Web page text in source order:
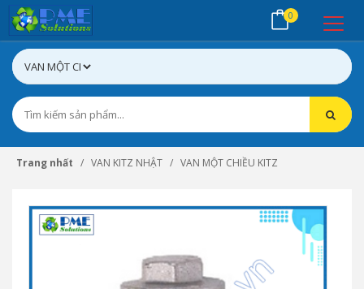
0
Trang nhất VAN KITZ NHẬT VAN MỘT CHIỀU KITZ